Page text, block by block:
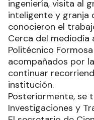
ingeniería, visita al
inteligente y granja
conocieron el
Cerca del
Politécnico
acompañados por
continuar
institución.
Posteriormente, se
Investigaciones y